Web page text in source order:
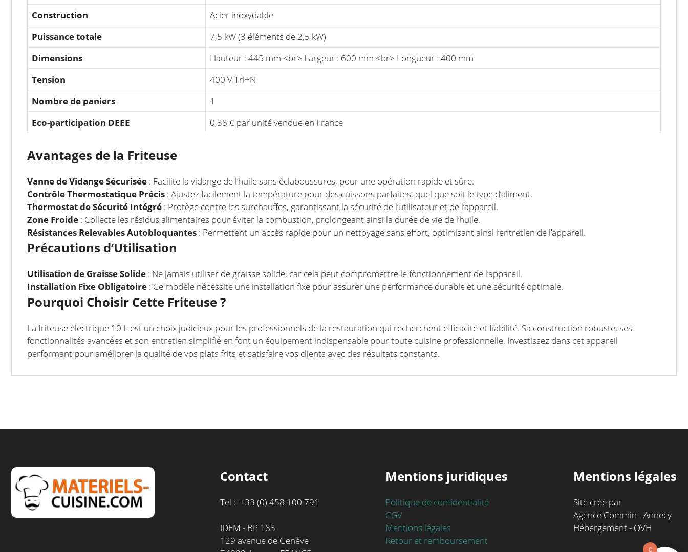
Construction
Acier inoxydable
Puissance totale
7,5 kW (3 éléments de 2,5 kW)
Dimensions
Hauteur : 445 mm <br> Largeur : 600 mm <br> Longueur : 400 mm
Tension
400 V Tri+N
Nombre de paniers
1
Eco-participation DEEE
0,38 € par unité vendue en France
Avantages de la Friteuse
Vanne de Vidange Sécurisée : Facilite la vidange de l’huile sans éclaboussures, pour une opération rapide et sûre.
Contrôle Thermostatique Précis : Ajustez facilement la température pour des cuissons parfaites, quel que soit le type d’aliment.
Thermostat de Sécurité Intégré : Protège contre les surchauffes, garantissant la sécurité de l’utilisateur et de l’appareil.
Zone Froide : Collecte les résidus alimentaires pour éviter la combustion, prolongeant ainsi la durée de vie de l’huile.
Résistances Relevables Autobloquantes : Permettent un accès rapide pour un nettoyage sans effort, optimisant ainsi l’entretien de l’appareil.
Précautions d’Utilisation
Utilisation de Graisse Solide : Ne jamais utiliser de graisse solide, car cela peut compromettre le fonctionnement de l’appareil.
Installation Fixe Obligatoire : Ce modèle nécessite une installation fixe pour assurer une performance durable et une sécurité optimale.
Pourquoi Choisir Cette Friteuse ?
La friteuse électrique 10 L est un choix judicieux pour les professionnels de la restauration qui recherchent efficacité et fiabilité. Sa construction robuste, ses
fonctionnalités avancées et son entretien simplifié en font un équipement indispensable pour toute cuisine professionnelle. Investissez dans cet appareil
performant pour améliorer la qualité de vos plats frits et satisfaire vos clients avec des résultats constants.
Contact
Tel : +33 (0) 458 100 791
IDEM - BP 183
129 avenue de Genève
Mentions juridiques
Politique de confidentialité
CGV
Mentions légales
Retour et remboursement
Mentions légales
Site créé par
Agence Commin - Annecy
Hébergement - OVH
0